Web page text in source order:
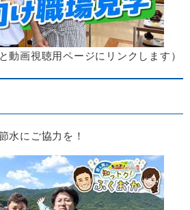
動画視聴用ページにリンクします）​​
水にご協力を！